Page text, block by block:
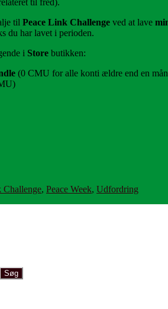
til Peace Link Challenge ved at lave
du har lavet i perioden.
i Store butikken:
(0 CMU for alle konti ældre end en
Challenge, Peace Week, Udfordring